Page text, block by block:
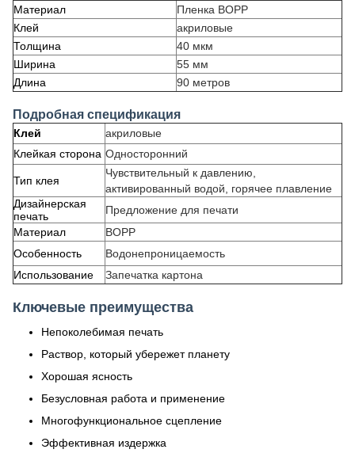
Материал
Пленка BOPP
Клей
акриловые
Толщина
40 мкм
Ширина
55 мм
Длина
90 метров
Подробная спецификация
Клей
акриловые
Клейкая сторона Односторонний
Тип клея
Чувствительный к давлению,
активированный водой, горячее плавление
Дизайнерская
печать
Предложение для печати
Материал
BOPP
Особенность
Водонепроницаемость
Использование
Запечатка картона
Ключевые преимущества
Непоколебимая печать
Раствор, который убережет планету
Хорошая ясность
Безусловная работа и применение
Многофункциональное сцепление
Эффективная издержка